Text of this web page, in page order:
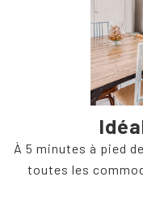
À 5 minutes à pied
toutes les